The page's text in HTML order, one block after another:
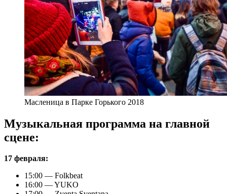
Масленица в Парке Горького 2018
Музыкальная программа на главной
сцене:
17 февраля:
15:00 — Folkbeat
16:00 — YUKO